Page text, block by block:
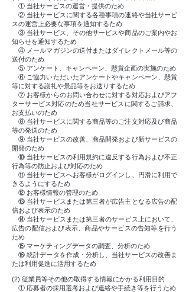
① 当社サービスの運営・提供のため
② 当社サービスに関する各種事項の連絡や当社サービ
スの運営上必要な事項を通知するため
③ 当社サービス、その他サービスや商品のご案内やお
知らせを通知するため
④ メールマガジンの送付またはダイレクトメール等の
送付のため
⑤ アンケート、キャンペーン、懸賞企画の実施のため
⑥ ご協力いただいたアンケートやキャンペーン、懸賞
等に対する謝礼や景品等をお送りするため
⑦ お客様からのお問い合わせに対する対応およびアフ
ターサービス対応のため当社サービスに関するご請求、
お支払いのため
⑧ 当社サービスに関する商品等のご注文対応及び商品
等の発送のため
⑨ 当社サービスの改善、商品開発および新サービスの
開発のため
⑩ 当社サービスの利用規約に違反する行為および不正
行為等の防止および対応のため
⑪ 当社サービスへお客様がログインし、円滑に利用で
きるようにするため
⑫ お客様情報の管理のため
⑬ 当社サービスまたは第三者が広告主となる広告の配
信および表示のため
⑭ 当社サービスまたは第三者のサービス上において、
広告の配信および表示、商品やサービスの告知等を行う
ため
⑮ マーケティングデータの調査、分析のため
⑯ 統計データを作成・分析し、当社サービスの改善ま
たは利用促進に活用するため
(2) 従業員等その他の取得する情報にかかる利用目的
① 応募者の採用選考および連絡や手続き等を行うため